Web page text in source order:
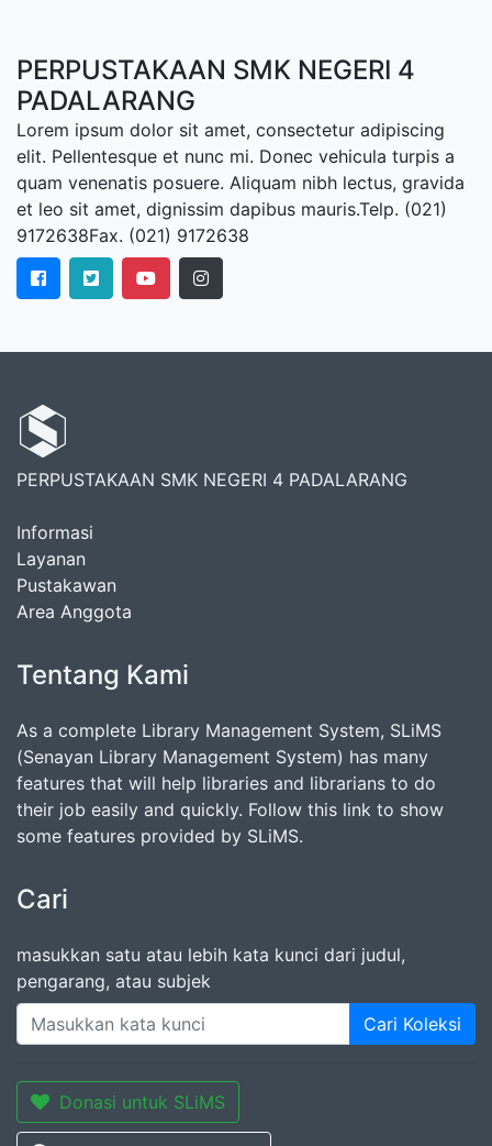
PERPUSTAKAAN SMK NEGERI 4
PADALARANG
Lorem ipsum dolor sit amet, consectetur adipiscing
elit. Pellentesque et nunc mi. Donec vehicula turpis a
quam venenatis posuere. Aliquam nibh lectus, gravida
et leo sit amet, dignissim dapibus mauris.Telp. (021)
9172638Fax. (021) 9172638
PERPUSTAKAAN SMK NEGERI 4 PADALARANG
Informasi
Layanan
Pustakawan
Area Anggota
Tentang Kami
As a complete Library Management System, SLiMS
(Senayan Library Management System) has many
features that will help libraries and librarians to do
their job easily and quickly. Follow this link to show
some features provided by SLiMS.
Cari
masukkan satu atau lebih kata kunci dari judul,
pengarang, atau subjek
Cari Koleksi
Donasi untuk SLiMS